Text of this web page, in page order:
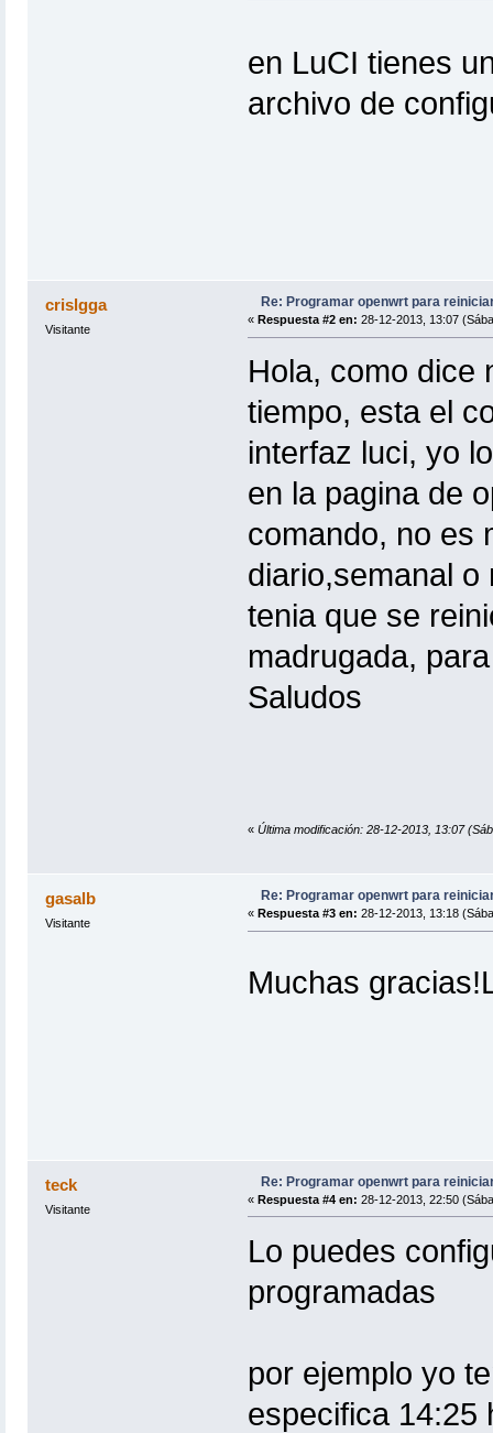
en LuCI tienes
archivo de
crislgga
Visitante
Re: Programar openwrt para
« Respuesta #2 en: 28-12-2013, 13:07
Hola, como dice
tiempo, esta el
interfaz luci, yo
en la pagina de
comando, no es
diario,semanal o
tenia que se
madrugada,
Saludos
« Última modificación: 28-12-2013, 13:07
gasalb
Visitante
Re: Programar openwrt para
« Respuesta #3 en: 28-12-2013, 13:18
Muchas
teck
Visitante
Re: Programar openwrt para
« Respuesta #4 en: 28-12-2013, 22:50
Lo puedes
programadas
por ejemplo yo
especifica 14:25